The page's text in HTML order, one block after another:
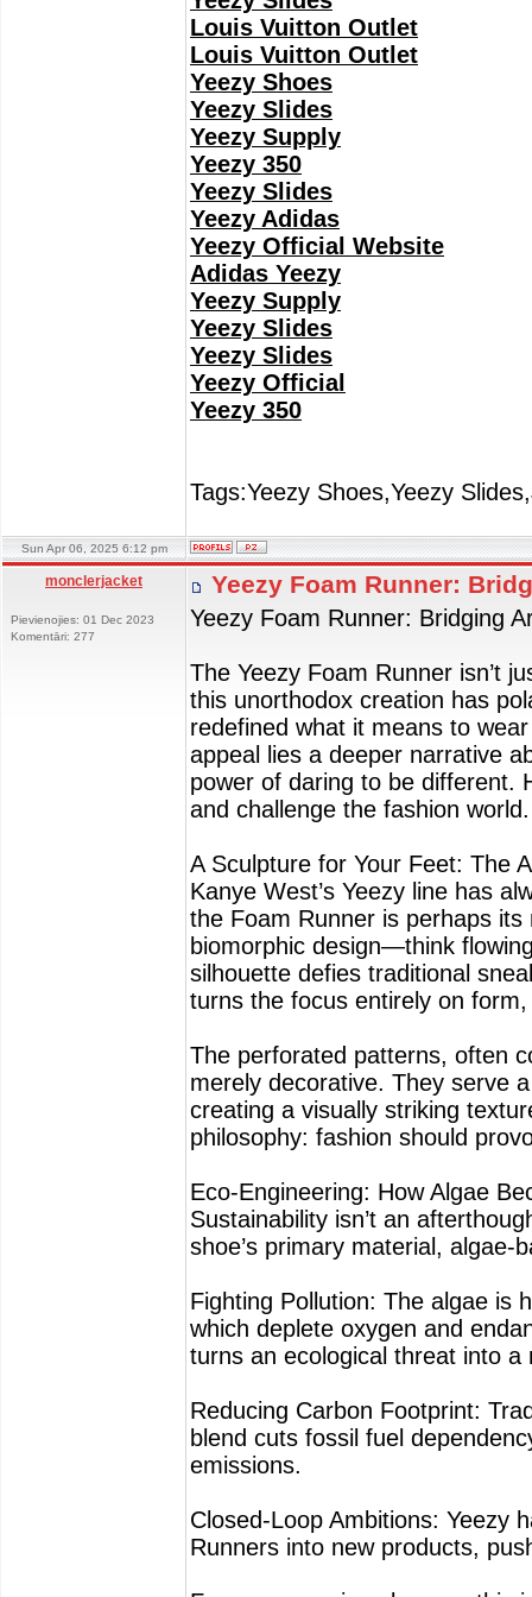
Louis Vuitton Outlet
Louis Vuitton Outlet
Yeezy Shoes
Yeezy Slides
Yeezy Supply
Yeezy 350
Yeezy Slides
Yeezy Adidas
Yeezy Official Website
Adidas Yeezy
Yeezy Supply
Yeezy Slides
Yeezy Slides
Yeezy Official
Yeezy 350
Tags:Yeezy Shoes,Yeezy
Sun Apr 06, 2025 6:12 pm
monclerjacket
Pievienojies: 01 Dec 2023
Komentāri: 277
Yeezy Foam Runner:
Yeezy Foam Runner: Bridging
The Yeezy Foam Runner isn’t
this unorthodox creation has
redefined what it means to
appeal lies a deeper narrative
power of daring to be different.
and challenge the fashion world.
A Sculpture for Your Feet: The
Kanye West’s Yeezy line has
the Foam Runner is perhaps
biomorphic design—think
silhouette defies traditional
turns the focus entirely on
The perforated patterns, often
merely decorative. They serve
creating a visually striking
philosophy: fashion should
Eco-Engineering: How Algae
Sustainability isn’t an
shoe’s primary material, algae-
Fighting Pollution: The algae is
which deplete oxygen and
turns an ecological threat into a
Reducing Carbon Footprint:
blend cuts fossil fuel
emissions.
Closed-Loop Ambitions: Yeezy
Runners into new products,